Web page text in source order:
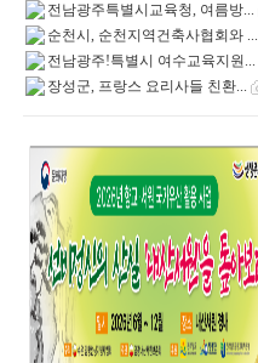
전남광주특별시교육청, 여름방...
순천시, 순천지역건축사협회와 ...
전남광주!특별시 여수교육지원...
장성군, 프랑스 요리사들 친환...